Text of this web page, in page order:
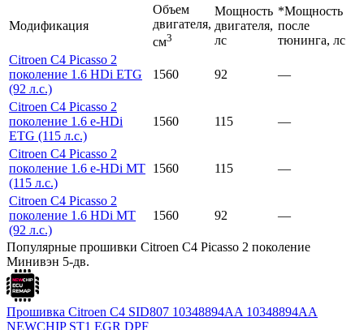
Модификация
Объем
двигателя,
см3
Мощность
двигателя,
лс
*Мощность
после
тюнинга, лс
Citroen C4 Picasso 2
поколение 1.6 HDi ETG
(92 л.с.)
1560 92 —
Citroen C4 Picasso 2
поколение 1.6 e-HDi
ETG (115 л.с.)
1560 115 —
Citroen C4 Picasso 2
поколение 1.6 e-HDi MT
(115 л.с.)
1560 115 —
Citroen C4 Picasso 2
поколение 1.6 HDi MT
(92 л.с.)
1560 92 —
Популярные прошивки Citroen C4 Picasso 2 поколение
Минивэн 5-дв.
Прошивка Citroen C4 SID807 10348894AA 10348894AA
NEWCHIP ST1 EGR DPF